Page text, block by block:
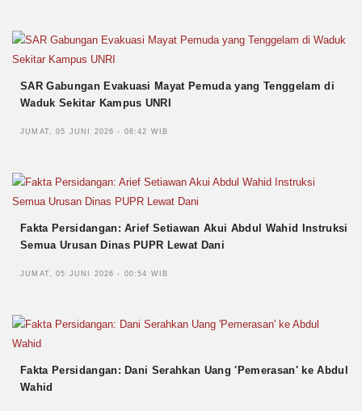
SAR Gabungan Evakuasi Mayat Pemuda yang Tenggelam di
Waduk Sekitar Kampus UNRI
JUMAT, 05 JUNI 2026 - 08:42 WIB
Fakta Persidangan: Arief Setiawan Akui Abdul Wahid Instruksi
Semua Urusan Dinas PUPR Lewat Dani
JUMAT, 05 JUNI 2026 - 00:54 WIB
Fakta Persidangan: Dani Serahkan Uang 'Pemerasan' ke Abdul
Wahid